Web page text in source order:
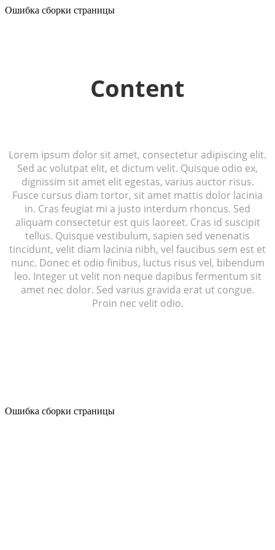
Ошибка сборки страницы
Content
Lorem ipsum dolor sit amet, consectetur adipiscing elit.
Sed ac volutpat elit, et dictum velit. Quisque odio ex,
dignissim sit amet elit egestas, varius auctor risus.
Fusce cursus diam tortor, sit amet mattis dolor lacinia
in. Cras feugiat mi a justo interdum rhoncus. Sed
aliquam consectetur est quis laoreet. Cras id suscipit
tellus. Quisque vestibulum, sapien sed venenatis
tincidunt, velit diam lacinia nibh, vel faucibus sem est et
nunc. Donec et odio finibus, luctus risus vel, bibendum
leo. Integer ut velit non neque dapibus fermentum sit
amet nec dolor. Sed varius gravida erat ut congue.
Proin nec velit odio.
Ошибка сборки страницы